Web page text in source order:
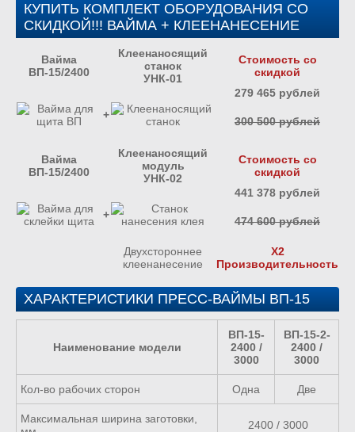
КУПИТЬ КОМПЛЕКТ ОБОРУДОВАНИЯ СО
СКИДКОЙ!!! ВАЙМА + КЛЕЕНАНЕСЕНИЕ
Вайма
ВП-15/2400
Клеенаносящий
станок
УНК-01
Стоимость со
скидкой
+
279 465 рублей
300 500 рублей
Вайма
ВП-15/2400
Клеенаносящий
модуль
УНК-02
Стоимость со
скидкой
+
441 378 рублей
474 600 рублей
Двухстороннее
клеенанесение
Х2
Производительность
ХАРАКТЕРИСТИКИ ПРЕСС-ВАЙМЫ ВП-15
Наименование модели
ВП-15-
2400 /
3000
ВП-15-2-
2400 /
3000
Кол-во рабочих сторон Одна Две
Максимальная ширина заготовки,
2400 / 3000